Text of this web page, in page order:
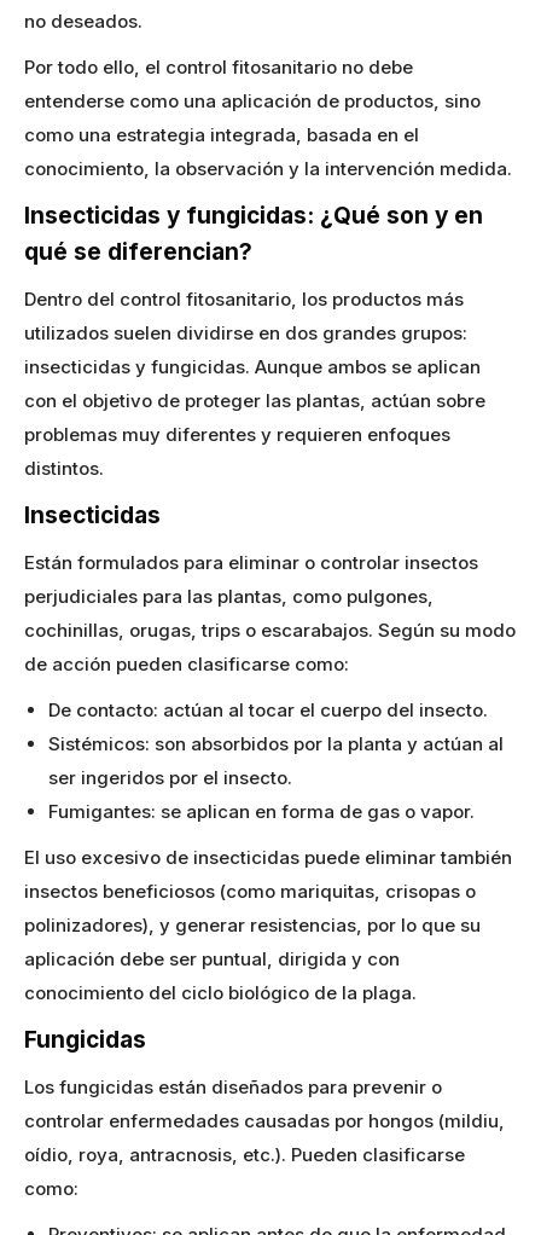
no deseados.
Por todo ello, el control fitosanitario no debe
entenderse como una aplicación de productos, sino
como una estrategia integrada, basada en el
conocimiento, la observación y la intervención medida.
Insecticidas y fungicidas: ¿Qué son y en
qué se diferencian?
Dentro del control fitosanitario, los productos más
utilizados suelen dividirse en dos grandes grupos:
insecticidas y fungicidas. Aunque ambos se aplican
con el objetivo de proteger las plantas, actúan sobre
problemas muy diferentes y requieren enfoques
distintos.
Insecticidas
Están formulados para eliminar o controlar insectos
perjudiciales para las plantas, como pulgones,
cochinillas, orugas, trips o escarabajos. Según su modo
de acción pueden clasificarse como:
De contacto: actúan al tocar el cuerpo del insecto.
Sistémicos: son absorbidos por la planta y actúan al
ser ingeridos por el insecto.
Fumigantes: se aplican en forma de gas o vapor.
El uso excesivo de insecticidas puede eliminar también
insectos beneficiosos (como mariquitas, crisopas o
polinizadores), y generar resistencias, por lo que su
aplicación debe ser puntual, dirigida y con
conocimiento del ciclo biológico de la plaga.
Fungicidas
Los fungicidas están diseñados para prevenir o
controlar enfermedades causadas por hongos (mildiu,
oídio, roya, antracnosis, etc.). Pueden clasificarse
como: